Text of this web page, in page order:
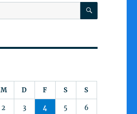
SUCHEN
M D F S S
2 3 4 5 6